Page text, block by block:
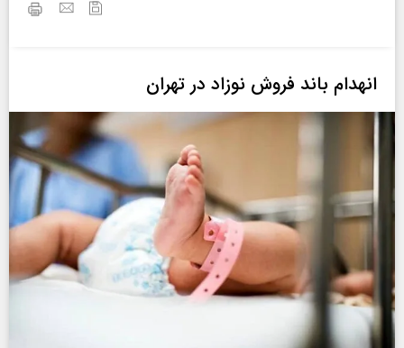
انهدام باند فروش نوزاد در تهران